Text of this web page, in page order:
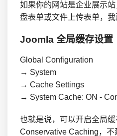
如果你的网站是企业展示
盘表单或文件上传表单，我
Joomla 全局缓存设置
Global Configuration
→ System
→ Cache Settings
→ System Cache: ON -
也就是说，可以开启全局
Conservative Caching，